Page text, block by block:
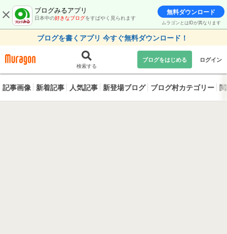
ブログみるアプリ
日本中の好きなブログをすばやく見られます
無料ダウンロード
ムラゴンとはIDが異なります
ブログを書くアプリ 今すぐ無料ダウンロード！
検索する
ブログをはじめる ログイン
記事画像 新着記事 人気記事 新登場ブログ ブログ村カテゴリー